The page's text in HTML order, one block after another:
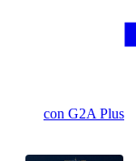
con G2A Plus